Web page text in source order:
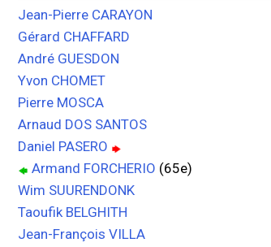
Jean-Pierre CARAYON
Gérard CHAFFARD
André GUESDON
Yvon CHOMET
Pierre MOSCA
Arnaud DOS SANTOS
Daniel PASERO
Armand FORCHERIO (65e)
Wim SUURENDONK
Taoufik BELGHITH
Jean-François VILLA